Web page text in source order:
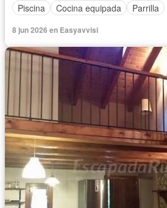
Piscina
Cocina equipada Parrilla
8 jun 2026 en Easyavvisi